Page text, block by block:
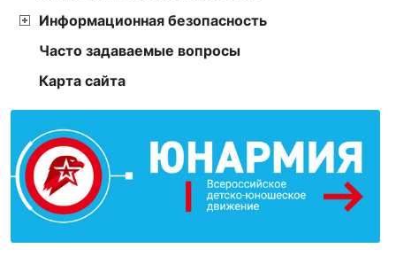
Информационная безопасность
Часто задаваемые вопросы
Карта сайта